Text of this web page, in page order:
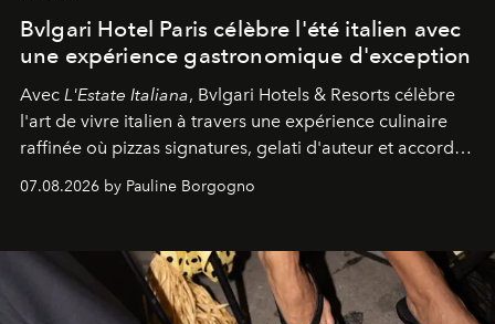
Bvlgari Hotel Paris célèbre l'été italien avec
une expérience gastronomique d'exception
Avec L'Estate Italiana, Bvlgari Hotels & Resorts célèbre
l'art de vivre italien à travers une expérience culinaire
raffinée où pizzas signatures, gelati d'auteur et accords
07.08.2026 by Pauline Borgogno